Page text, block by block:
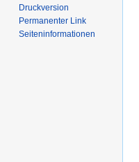
Druckversion
Permanenter Link
Seiten­­informationen